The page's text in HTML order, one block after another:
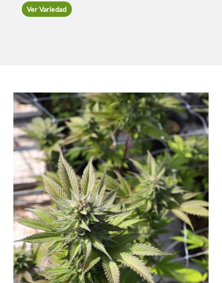
Ver Variedad